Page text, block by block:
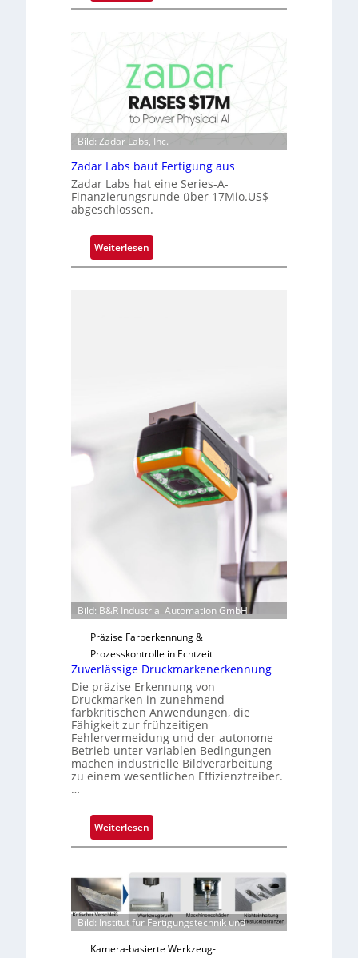
m
a
r
k
V
s
i
o
n
M
o
c
h
i
p
l
a
n
Ü
b
n
a
i
l
Bild: Zadar Labs, Inc.
Zadar Labs baut Fertigung aus
Zadar Labs hat eine Series-A-
Finanzierungsrunde über 17Mio.US$
abgeschlossen.
Weiterlesen
Z
b
a
t
F
n
g
a
u
s
Bild: B&R Industrial Automation GmbH
Präzise Farberkennung &
Prozesskontrolle in Echtzeit
Zuverlässige Druckmarkenerkennung
Die präzise Erkennung von
Druckmarken in zunehmend
farbkritischen Anwendungen, die
Fähigkeit zur frühzeitigen
Fehlervermeidung und der autonome
Betrieb unter variablen Bedingungen
machen industrielle Bildverarbeitung
zu einem wesentlichen Effizienztreiber.
…
Weiterlesen
Z
v
r
l
Bild: Institut für Fertigungstechnik und
Kamera-basierte Werkzeug-